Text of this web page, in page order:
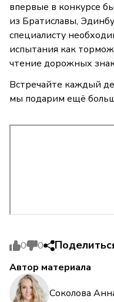
впервые в конкурсе
из Братиславы,
специалисту
испытания как
чтение дорожных
Встречайте каждый
мы подарим ещё
0 0
Автор материала
Соколова